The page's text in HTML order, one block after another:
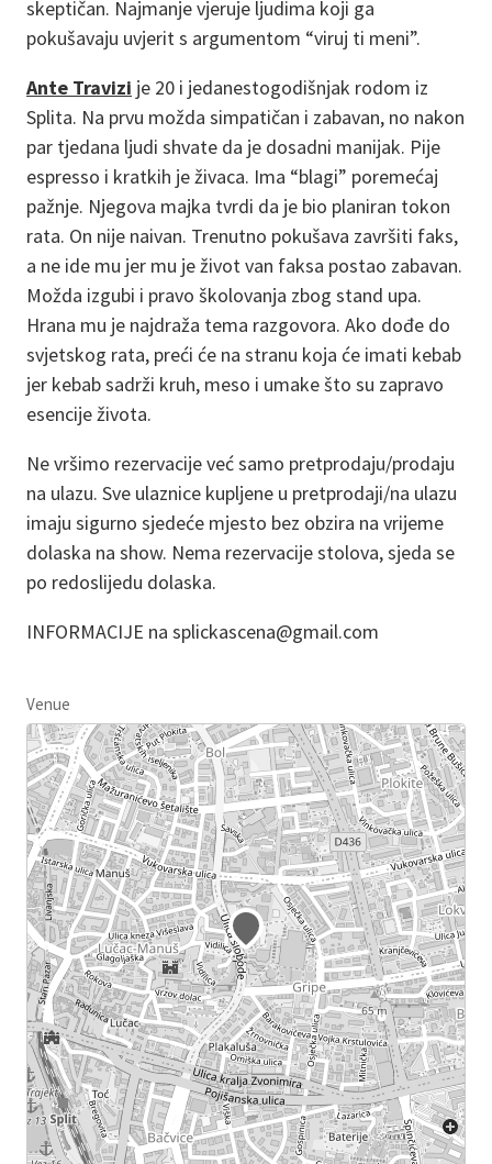
skeptičan. Najmanje vjeruje ljudima koji ga
pokušavaju uvjerit s argumentom “viruj ti meni”.
Ante Travizi je 20 i jedanestogodišnjak rodom iz
Splita. Na prvu možda simpatičan i zabavan, no nakon
par tjedana ljudi shvate da je dosadni manijak. Pije
espresso i kratkih je živaca. Ima “blagi” poremećaj
pažnje. Njegova majka tvrdi da je bio planiran tokon
rata. On nije naivan. Trenutno pokušava završiti faks,
a ne ide mu jer mu je život van faksa postao zabavan.
Možda izgubi i pravo školovanja zbog stand upa.
Hrana mu je najdraža tema razgovora. Ako dođe do
svjetskog rata, preći će na stranu koja će imati kebab
jer kebab sadrži kruh, meso i umake što su zapravo
esencije života.
Ne vršimo rezervacije već samo pretprodaju/prodaju
na ulazu. Sve ulaznice kupljene u pretprodaji/na ulazu
imaju sigurno sjedeće mjesto bez obzira na vrijeme
dolaska na show. Nema rezervacije stolova, sjeda se
po redoslijedu dolaska.
INFORMACIJE na splickascena@gmail.com
Venue